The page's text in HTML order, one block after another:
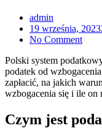
admin
19 września, 2023
No Comment
Polski system
podatek od
zapłacić, na jakich
wzbogacenia się i ile on
Czym jest